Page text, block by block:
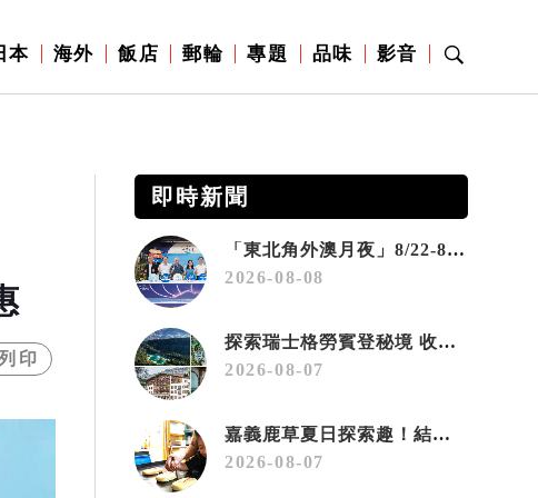
本 海外 飯店 郵輪 專題 品味 影音
印
即時新聞
「東北角外澳月夜」8/22-8/23浪漫登場 串聯五漁村、音樂、市集、火舞與慢旅共度夏夜
2026-08-08
探索瑞士格勞賓登秘境 收藏六種阿爾卑斯夏日療癒之旅
2026-08-07
嘉義鹿草夏日探索趣！結合科學、農場與自然的親子小旅行
2026-08-07